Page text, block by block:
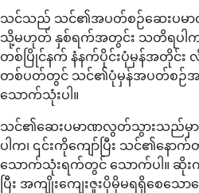
သင်သည် သင်၏အပတ်စဉ်ဆေးပမာ
သို့မဟုတ် နှစ်ရက်အတွင်း သတိရပါ
တစ်ပြိုင်နက် နံနက်ပိုင်းပုံမှန်အတိုင်း
တစ်ပတ်တွင် သင်၏ပုံမှန်အပတ်စဉ်အခ
သောက်သုံးပါ။
သင်၏ဆေးပမာဏလွတ်သွားသည်မှာ
ပါက၊ ၎င်းကိုကျော်ပြီး သင်၏နေ
သောက်သုံးရက်တွင် သောက်ပါ။ ဆိုးကျို
ပြီး အကျိုးကျေးဇူးပိုမိုမရရှိစေသေ